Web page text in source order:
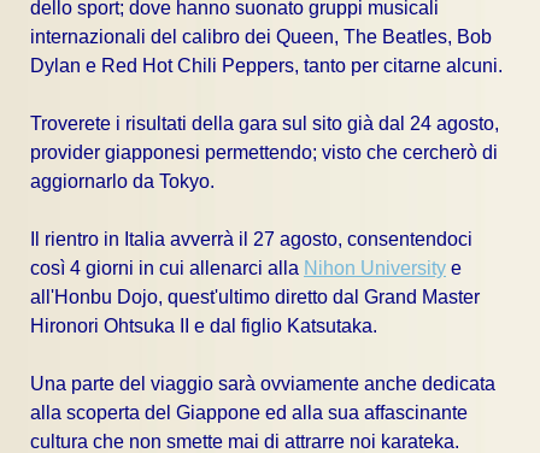
dello sport; dove hanno suonato gruppi musicali
internazionali del calibro dei Queen, The Beatles, Bob
Dylan e Red Hot Chili Peppers, tanto per citarne alcuni.
Troverete i risultati della gara sul sito già dal 24 agosto,
provider giapponesi permettendo; visto che cercherò di
aggiornarlo da Tokyo.
Il rientro in Italia avverrà il 27 agosto, consentendoci
così 4 giorni in cui allenarci alla Nihon University e
all'Honbu Dojo, quest'ultimo diretto dal Grand Master
Hironori Ohtsuka II e dal figlio Katsutaka.
Una parte del viaggio sarà ovviamente anche dedicata
alla scoperta del Giappone ed alla sua affascinante
cultura che non smette mai di attrarre noi karateka.